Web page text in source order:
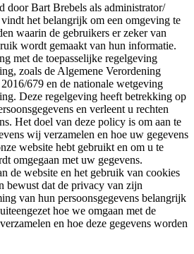
door Bart Brebels als administrator/
het belangrijk om een omgeving te
waarin de gebruikers er zeker van
wordt gemaakt van hun informatie.
met de toepasselijke regelgeving
zoals de Algemene Verordening
679 en de nationale wetgeving
Deze regelgeving heeft betrekking op
en verleent u rechten
Het doel van deze policy is om aan te
wij verzamelen en hoe uw gegevens
website hebt gebruikt en om u te
omgegaan met uw gegevens.
de website en het gebruik van cookies
bewust dat de privacy van zijn
van hun persoonsgegevens belangrijk
hoe we omgaan met de
en hoe deze gegevens worden